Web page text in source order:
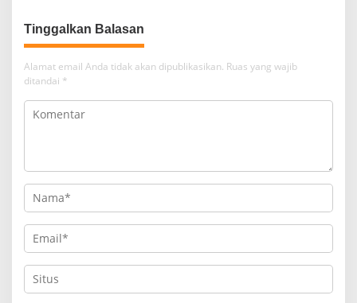
Tinggalkan Balasan
Alamat email Anda tidak akan dipublikasikan. Ruas yang wajib
ditandai *